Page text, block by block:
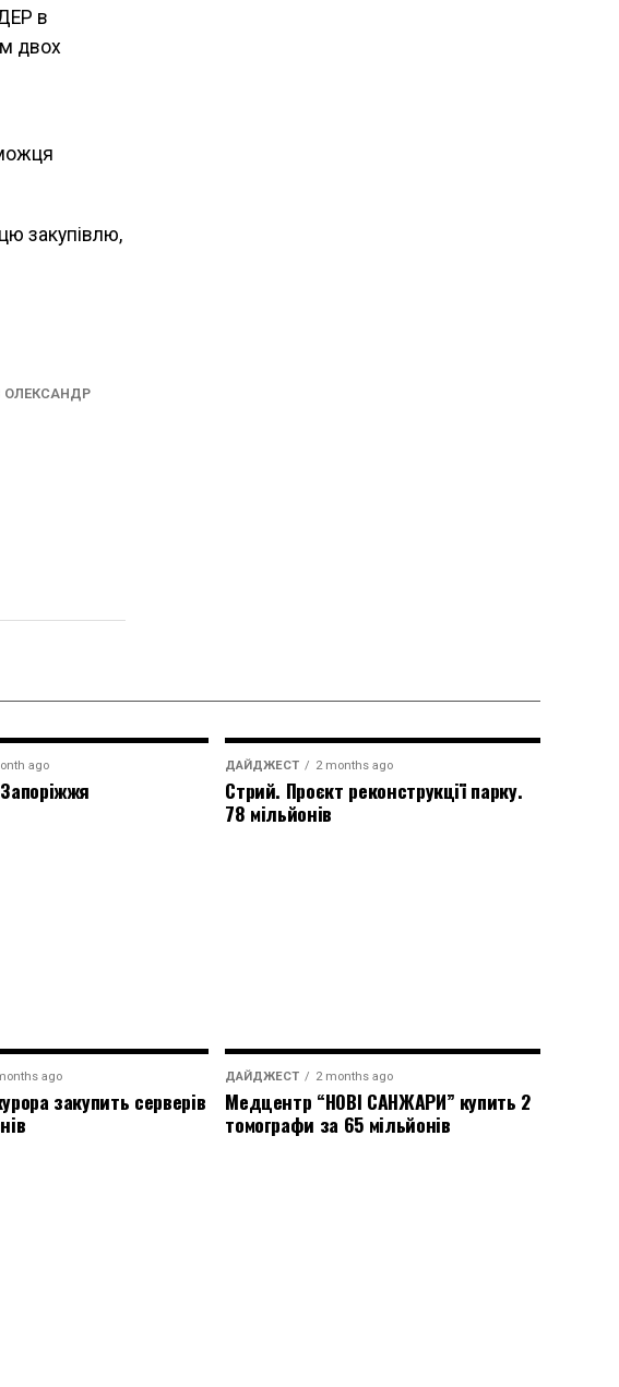
в
двох
закупівлю,
ОЛЕКСАНДР
ago ДАЙДЖЕСТ 2 months ago
Стрий. Проєкт реконструкції парку.
78 мільйонів
ago
закупить серверів
ДАЙДЖЕСТ 2 months ago
Медцентр “НОВІ САНЖАРИ” купить 2
томографи за 65 мільйонів